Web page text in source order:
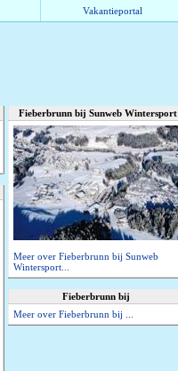
Vakantieportal
Fieberbrunn bij Sunweb Wintersport
Meer over Fieberbrunn bij Sunweb
Wintersport...
Fieberbrunn bij
Meer over Fieberbrunn bij ...